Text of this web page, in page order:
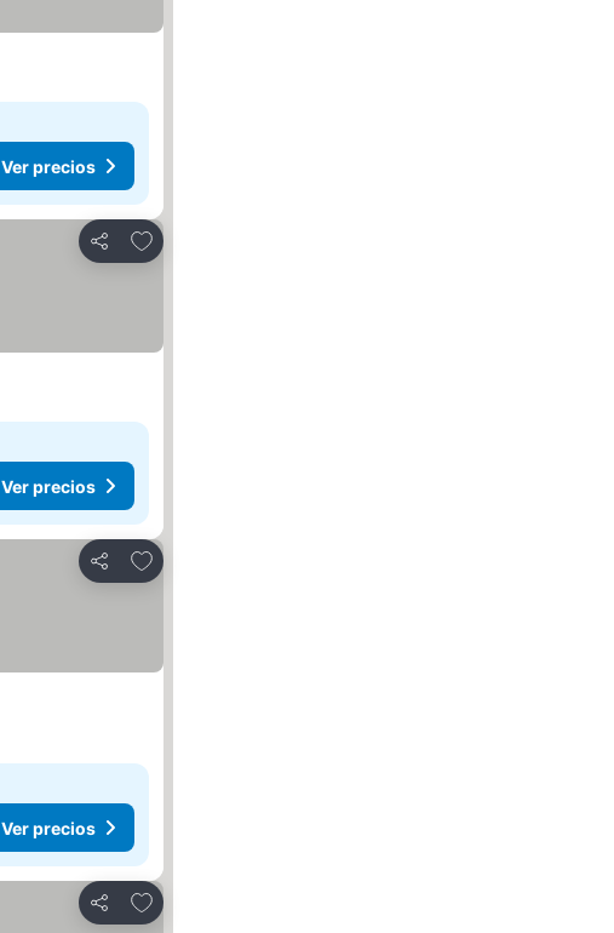
Ver precios
Compartir
Añadir a favoritos
Ver precios
Compartir
Añadir a favoritos
Ver precios
Compartir
Añadir a favoritos